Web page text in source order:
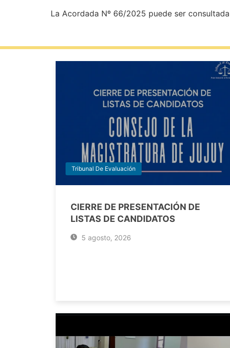
La Acordada Nº 66/2025 puede ser
Tribunal De Evaluación
CIERRE DE PRESENTACIÓN DE
LISTAS DE CANDIDATOS
5 agosto, 2026